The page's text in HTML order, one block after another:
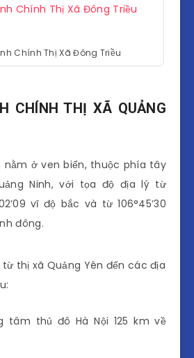
Chính Thị Xã Đông Triều
CHÍNH THỊ XÃ QUẢNG
nằm ở ven biển, thuộc phía tây
Ninh, với tọa độ địa lý từ
vĩ độ bắc và từ 106°45’30
đông.
thị xã Quảng Yên đến các địa
tâm thủ đô Hà Nội 125 km về